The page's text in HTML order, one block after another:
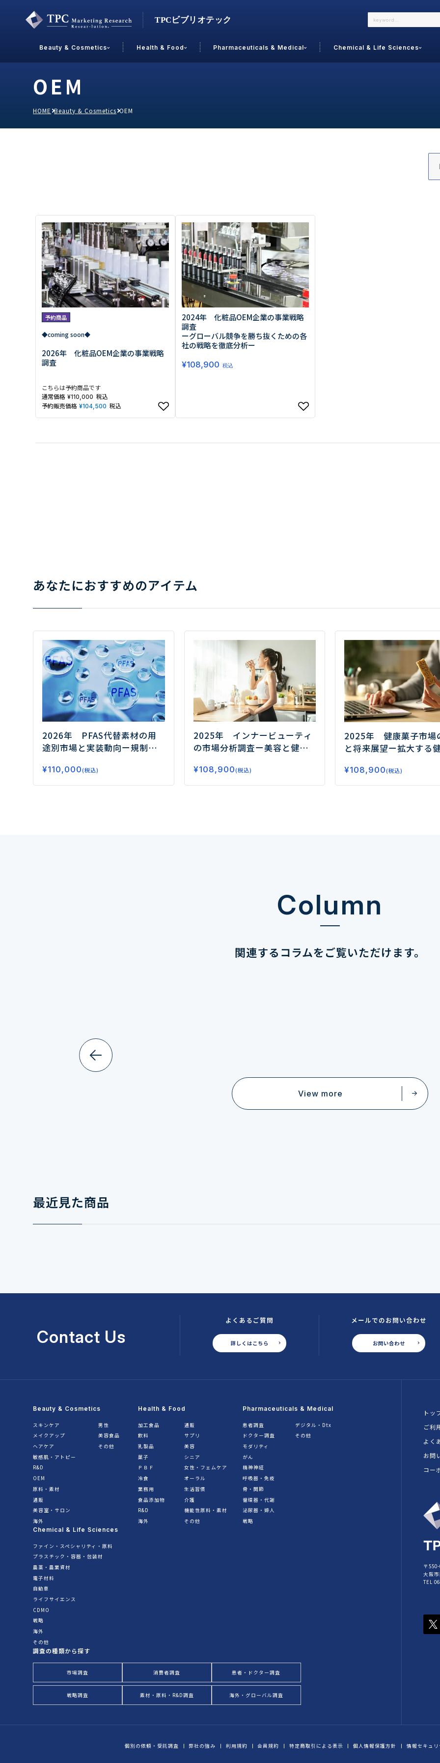
Beauty & Cosmetics Health & Food Pharmaceuticals & Medical Chemical & Life Sciences
業界で選ぶ カテゴリで選ぶ 調査の種
Contact Us
原料・素材
通販
美容室・サロン
海外
業務用
食品添加物
R&D
海外
生活習慣
介護
機能性原料・素材
その他
Pharmaceuticals & Medical
患者調査
ドクター調査
モダリティ
がん
精神神経
呼吸器・免疫
骨・関節
循環器・代謝
戦略
デジタル・Dtx
その他
Chemical & Life Sciences
ファイン・スペシャリティ・原料
プラスチック・容器・包装材
農薬・農業資材
電子材料
自動車
ライフサイエンス
CDMO
戦略
海外
その他
調査の種類から探す
戦略調査
トップ
ご
OEM
HOME Beauty & Cosmetics OEM
予約商品
◆coming soon◆
2026年 化粧品OEM企業の事業戦略
調査
こちらは予約商品です
通常価格 ¥110,000 税込
予約販売価格 ¥104,500 税込
2024年 化粧品OEM企業の事業戦略
調査
ーグローバル競争を勝ち抜くための各
社の戦略を徹底分析ー
¥108,900 税込
あなたにおすすめのアイテム
2026年 PFAS代替素材の用
途別市場と実装動向ー規制対
力競争の勝ち筋ー
¥110,000(税込)
2025年 インナービューティ
の市場分析調査ー美容と健康
¥108,900(税込)
2025年 健康菓子市場
と将来展望ー拡大する
¥108,900(税込)
Column
関連するコラムをご覧いただけます。
View more
最近見た商品
Contact Us
よくあるご質問
詳しくはこちら
メールでのお問い合わせ
お問い合わせ
Beauty & Cosmetics
スキンケア
メイクアップ
ヘアケア
敏感肌・アトピー
R&D
OEM
原料・素材
通販
美容室・サロン
海外
男性
美容食品
その他
Health & Food
加工食品
飲料
乳製品
菓子
ＰＢＦ
冷食
業務用
食品添加物
R&D
海外
通販
サプリ
美容
シニア
女性・フェムケア
オーラル
生活習慣
介護
機能性原料・素材
その他
Pharmaceuticals & Medical
患者調査
ドクター調査
モダリティ
がん
精神神経
呼吸器・免疫
骨・関節
循環器・代謝
泌尿器・婦人
戦略
デジタル・Dtx
その他
Chemical & Life Sciences
ファイン・スペシャリティ・原料
プラスチック・容器・包装材
農薬・農業資材
電子材料
自動車
ライフサイエンス
CDMO
戦略
海外
その他
調査の種類から探す
市場調査 消費者調査 患者・ドクター調査
戦略調査 素材・原料・R&D調査 海外・グローバル調査
トッ
ご利
よく
お問
コー
〒
大阪
TEL
個別の依頼・受託調査 弊社の強み 利用規約 会員規約 特定商取引による表示 個人情報保護方針 情報セキュリ